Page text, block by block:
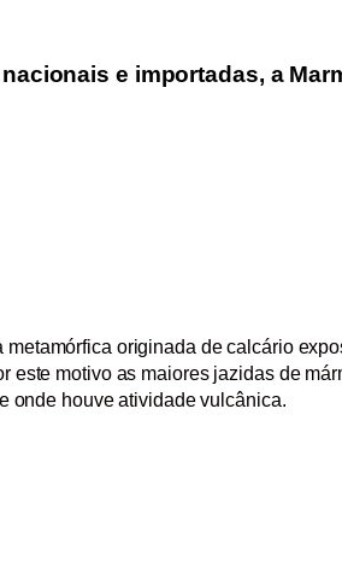
e importadas, a
metamórfica originada de calcário
este motivo as maiores jazidas de
onde houve atividade vulcânica.